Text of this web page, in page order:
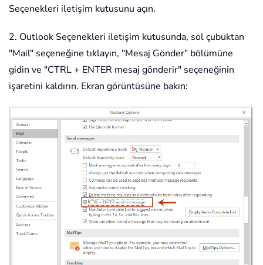
Seçenekleri iletişim kutusunu açın.
2. Outlook Seçenekleri iletişim kutusunda, sol çubuktan
"Mail" seçeneğine tıklayın, "Mesaj Gönder" bölümüne
gidin ve "CTRL + ENTER mesaj gönderir" seçeneğinin
işaretini kaldırın. Ekran görüntüsüne bakın: